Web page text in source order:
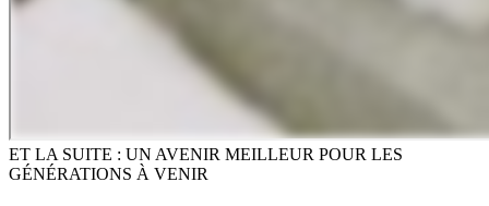
ET LA SUITE : UN AVENIR MEILLEUR POUR LES
GÉNÉRATIONS À VENIR